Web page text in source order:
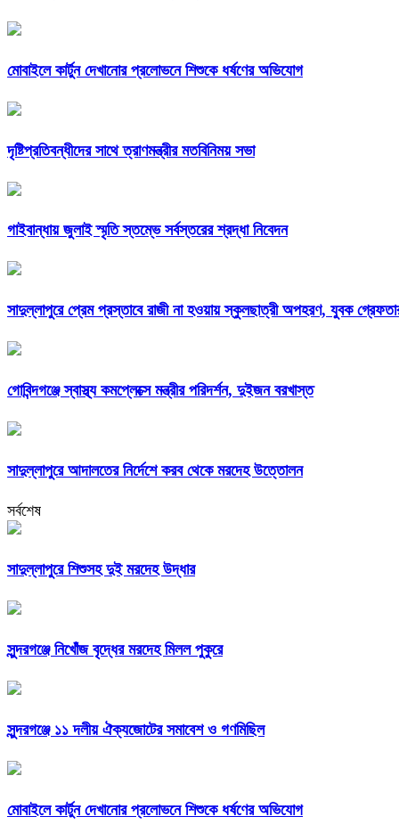
মোবাইলে কার্টুন দেখানোর প্রলোভনে শিশুকে ধর্ষণের অভিযোগ
দৃষ্টিপ্রতিবন্ধীদের সাথে ত্রাণমন্ত্রীর মতবিনিময় সভা
গাইবান্ধায় জুলাই স্মৃতি স্তম্ভে সর্বস্তরের শ্রদ্ধা নিবেদন
সাদুল্লাপুরে প্রেম প্রস্তাবে রাজী না হওয়ায় স্কুলছাত্রী অপহরণ, যুবক
গোবিন্দগঞ্জে স্বাস্থ্য কমপ্লেক্সে মন্ত্রীর পরিদর্শন, দুইজন বরখাস্ত
সাদুল্লাপুরে আদালতের নির্দেশে করব থেকে মরদেহ উত্তোলন
সর্বশেষ
সাদুল্লাপুরে শিশুসহ দুই মরদেহ উদ্ধার
সুন্দরগঞ্জে নিখোঁজ বৃদ্ধের মরদেহ মিলল পুকুরে
সুন্দরগঞ্জে ১১ দলীয় ঐক্যজোটের সমাবেশ ও গণমিছিল
মোবাইলে কার্টুন দেখানোর প্রলোভনে শিশুকে ধর্ষণের অভিযোগ